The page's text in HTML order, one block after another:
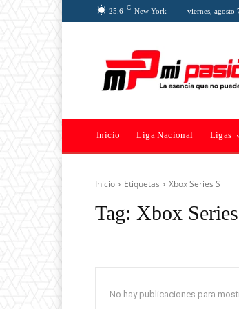
25.6 C New York viernes, agosto
Inicio Liga Nacional Ligas
Inicio Etiquetas Xbox Series S
Tag: Xbox
No hay publicaciones para